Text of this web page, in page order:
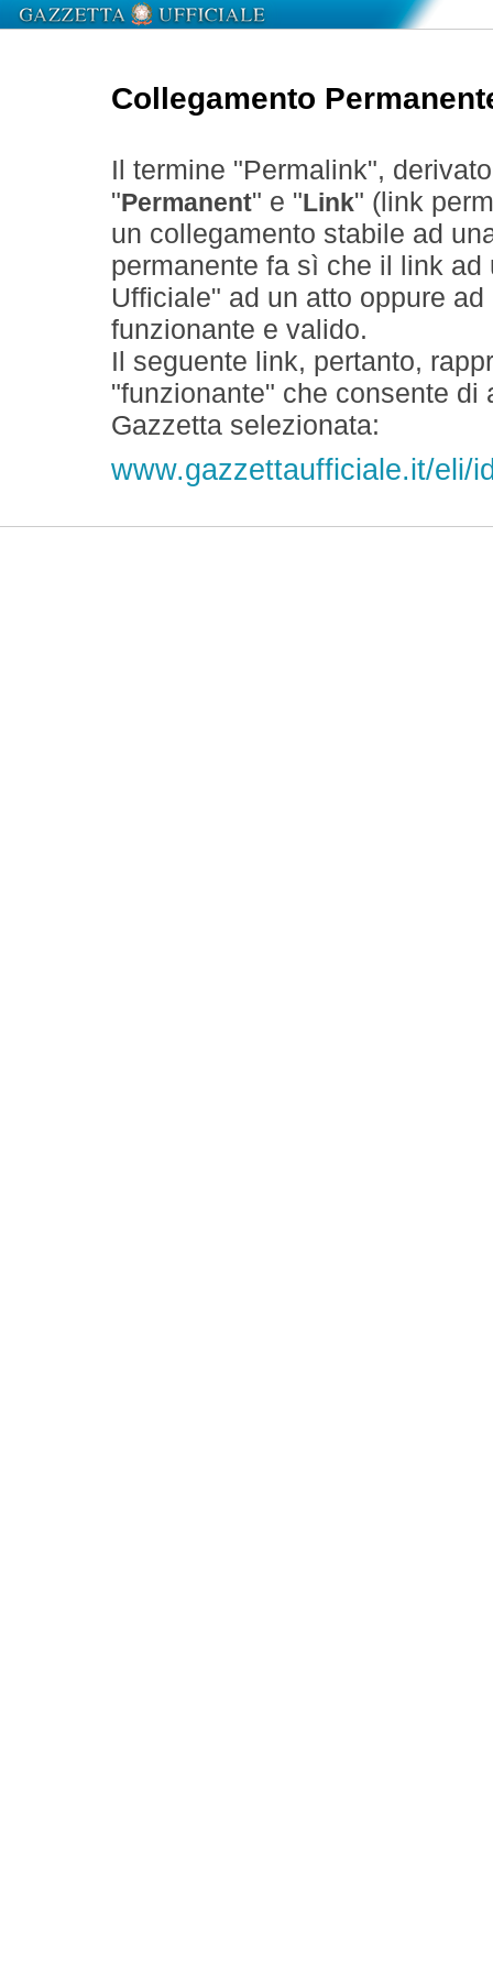
Collegamento
Il termine "Permalink",
" Permanent" e " Link" (link
un collegamento stabile ad
permanente fa sì che il link
Ufficiale" ad un atto oppure
funzionante e valido.
Il seguente link, pertanto,
"funzionante" che consente
Gazzetta selezionata:
www.gazzettaufficiale.it/eli/